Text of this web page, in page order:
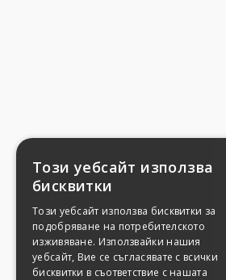
Този уебсайт използва
бисквитки
Този уебсайт използва бисквитки за
подобряване на потребителското
изживяване. Използвайки нашия
уебсайт, Вие се съгласявате с всички
бисквитки в съответствие с нашата